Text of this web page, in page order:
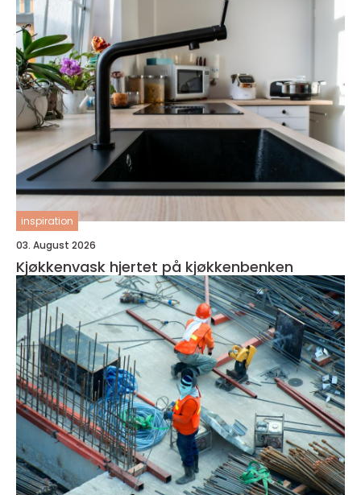
inspiration
03. August 2026
Kjøkkenvask hjertet på kjøkkenbenken